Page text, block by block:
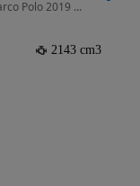
2143 cm3 • 190 KM • Mercedes-Benz V Klasa Marco Polo 2019 – Najwyższa Wersja Wyposażenia
2143 cm3